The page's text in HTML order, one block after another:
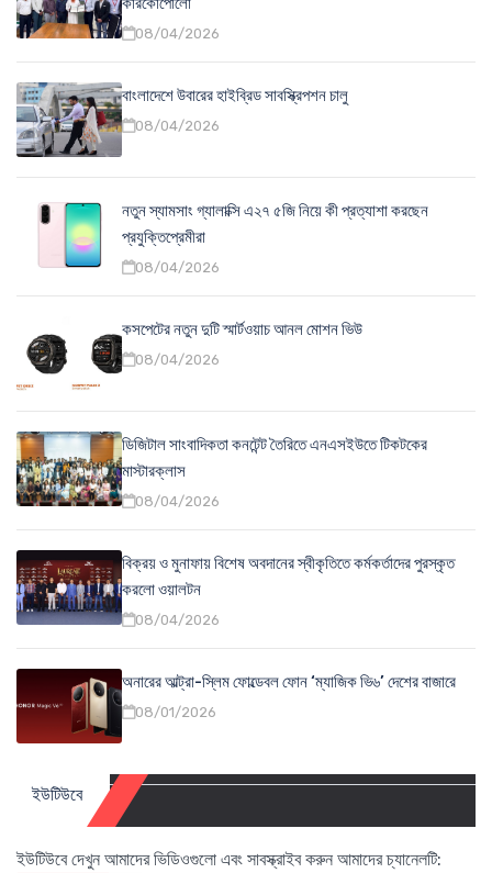
08/04/2026
বাংলাদেশে উবারের হাইব্রিড সাবস্ক্রিপশন চালু
08/04/2026
নতুন স্যামসাং গ্যালাক্সি এ২৭ ৫জি নিয়ে কী প্রত্যাশা করছেন
প্রযুক্তিপ্রেমীরা
08/04/2026
কসপেটের নতুন দুটি স্মার্টওয়াচ আনল মোশন ভিউ
08/04/2026
ডিজিটাল সাংবাদিকতা কনটেন্ট তৈরিতে এনএসইউতে টিকটকের
মাস্টারক্লাস
08/04/2026
বিক্রয় ও মুনাফায় বিশেষ অবদানের স্বীকৃতিতে কর্মকর্তাদের পুরস্কৃত
করলো ওয়ালটন
08/04/2026
অনারের আল্ট্রা-স্লিম ফোল্ডেবল ফোন ‘ম্যাজিক ভি৬’ দেশের বাজারে
08/01/2026
ইউটিউবে
ইউটিউবে দেখুন আমাদের ভিডিওগুলো এবং সাবস্ক্রাইব করুন আমাদের চ্যানেলটি: